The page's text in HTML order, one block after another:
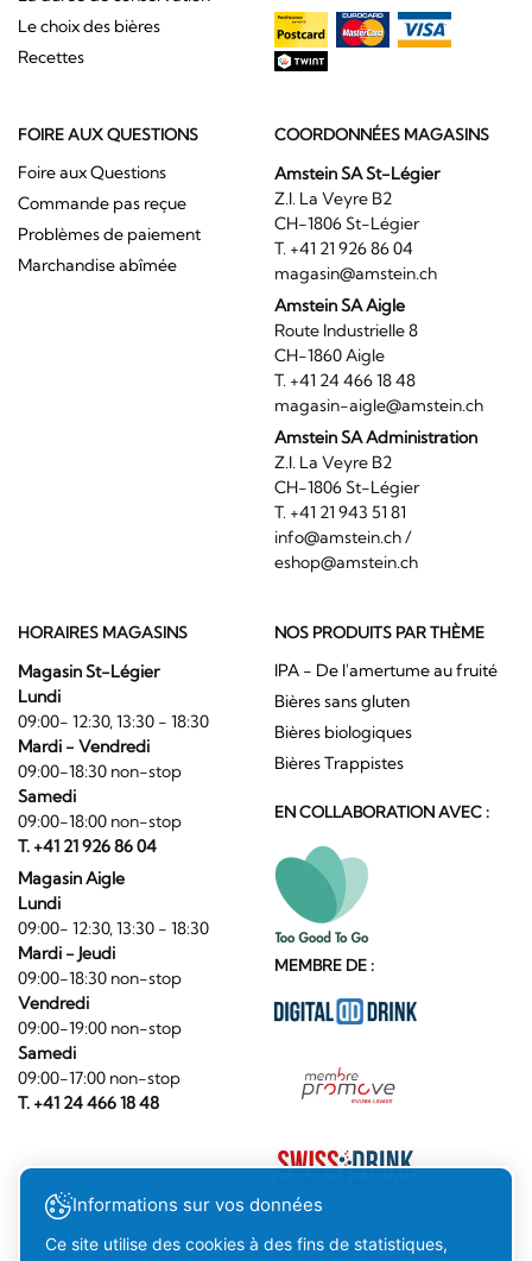
Le choix des bières
Recettes
FOIRE AUX QUESTIONS
Foire aux Questions
Commande pas reçue
Problèmes de paiement
Marchandise abîmée
COORDONNÉES MAGASINS
Amstein SA St-Légier
Z.I. La Veyre B2
CH-1806 St-Légier
T. +41 21 926 86 04
magasin@amstein.ch
Amstein SA Aigle
Route Industrielle 8
CH-1860 Aigle
T. +41 24 466 18 48
magasin-aigle@amstein.ch
Amstein SA Administration
Z.I. La Veyre B2
CH-1806 St-Légier
T. +41 21 943 51 81
info@amstein.ch/
eshop@amstein.ch
HORAIRES MAGASINS
Magasin St-Légier
Lundi
09:00- 12:30, 13:30 - 18:30
Mardi - Vendredi
09:00-18:30 non-stop
Samedi
09:00-18:00 non-stop
T. +41 21 926 86 04
Magasin Aigle
Lundi
09:00- 12:30, 13:30 - 18:30
Mardi - Jeudi
09:00-18:30 non-stop
Vendredi
09:00-19:00 non-stop
Samedi
09:00-17:00 non-stop
T. +41 24 466 18 48
NOS PRODUITS PAR THÈME
IPA - De l'amertume au fruité
Bières sans gluten
Bières biologiques
Bières Trappistes
EN COLLABORATION AVEC :
MEMBRE DE :
Informations sur vos données
Ce site utilise des cookies à des fins de statistiques,